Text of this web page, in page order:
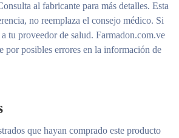
al fabricante para más detalles. Esta
no reemplaza el consejo médico. Si
tu proveedor de salud. Farmadon.com.ve
por posibles errores en la información de
que hayan comprado este producto